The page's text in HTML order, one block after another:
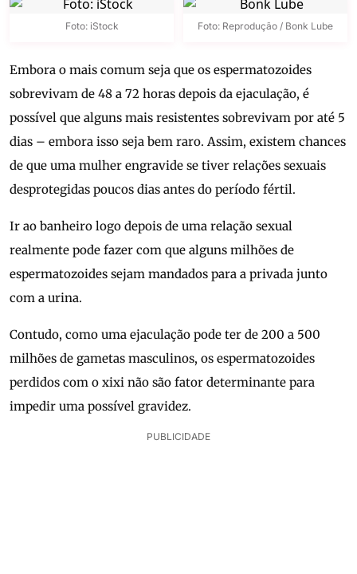
Foto: iStock Foto: Reprodução / Bonk Lube
Embora o mais comum seja que os espermatozoides
sobrevivam de 48 a 72 horas depois da ejaculação, é
possível que alguns mais resistentes sobrevivam por até 5
dias – embora isso seja bem raro. Assim, existem chances
de que uma mulher engravide se tiver relações sexuais
desprotegidas poucos dias antes do período fértil.
Ir ao banheiro logo depois de uma relação sexual
realmente pode fazer com que alguns milhões de
espermatozoides sejam mandados para a privada junto
com a urina.
Contudo, como uma ejaculação pode ter de 200 a 500
milhões de gametas masculinos, os espermatozoides
perdidos com o xixi não são fator determinante para
impedir uma possível gravidez.
PUBLICIDADE